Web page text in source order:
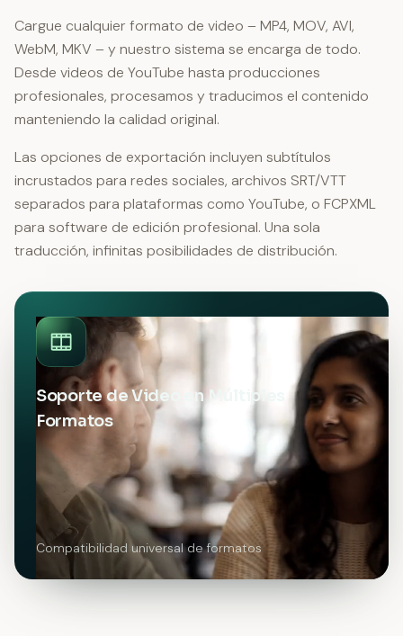
Cargue cualquier formato de video – MP4, MOV, AVI,
WebM, MKV – y nuestro sistema se encarga de todo.
Desde videos de YouTube hasta producciones
profesionales, procesamos y traducimos el contenido
manteniendo la calidad original.
Las opciones de exportación incluyen subtítulos
incrustados para redes sociales, archivos SRT/VTT
separados para plataformas como YouTube, o FCPXML
para software de edición profesional. Una sola
traducción, infinitas posibilidades de distribución.
Soporte de Video en Múltiples
Formatos
Compatibilidad universal de formatos